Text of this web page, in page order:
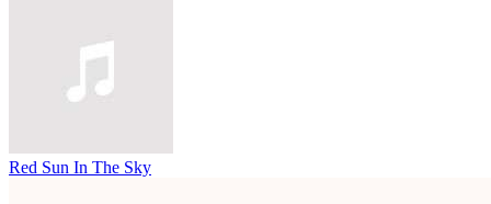
Red Sun In The Sky